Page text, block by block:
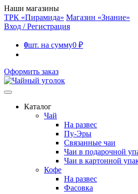
Наши магазины
ТРК «Пирамида» Магазин «Знание»
Вход / Регистрация
0шт. на сумму0 ₽
Оформить заказ
Каталог
Чай
На развес
Пу-Эры
Связанные чаи
Чаи в подарочной
Чаи в картонной
Кофе
На развес
Фасовка